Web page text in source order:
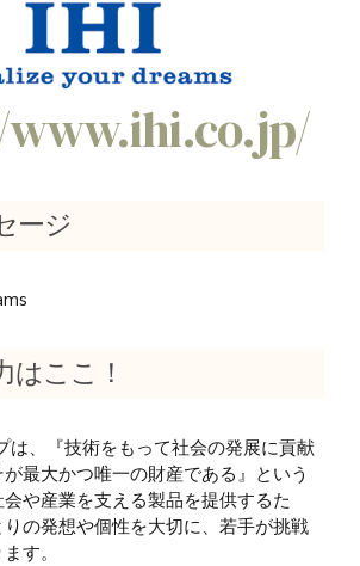
ージ
はここ！
は、『技術をもって社会の発展に貢献
最大かつ唯一の財産である』という
や産業を支える製品を提供するた
の発想や個性を大切に、若手が挑戦
す。